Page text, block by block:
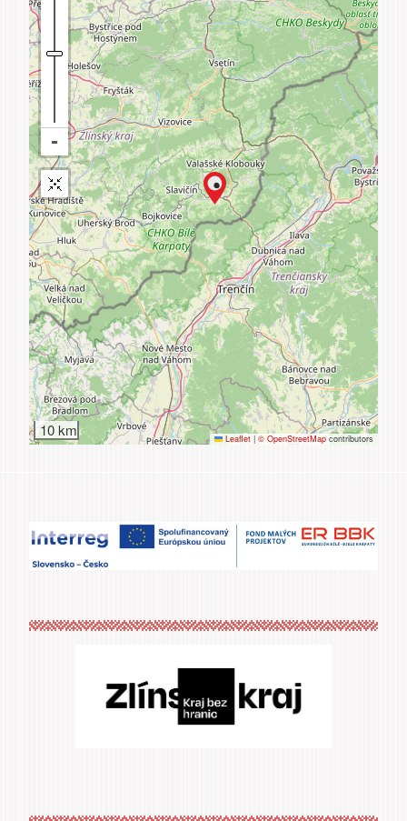
10 km Leaflet | © OpenStreetMap contributors